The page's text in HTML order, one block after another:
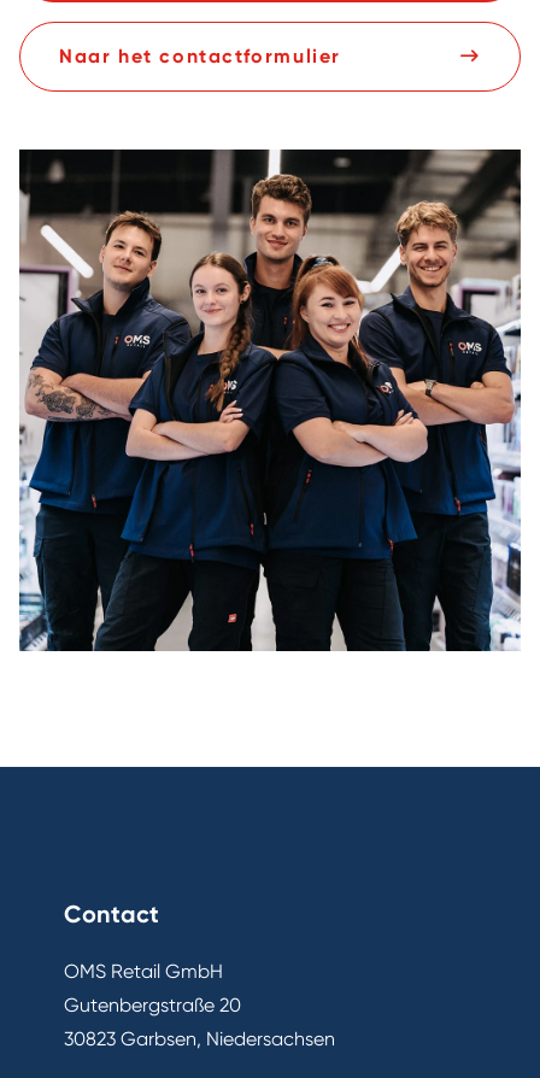
Naar het contactformulier
Contact
OMS Retail GmbH
Gutenbergstraße 20
30823 Garbsen, Niedersachsen